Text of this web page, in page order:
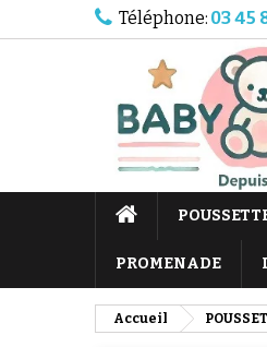
Téléphone: 03 45
PROMENADE
Accueil